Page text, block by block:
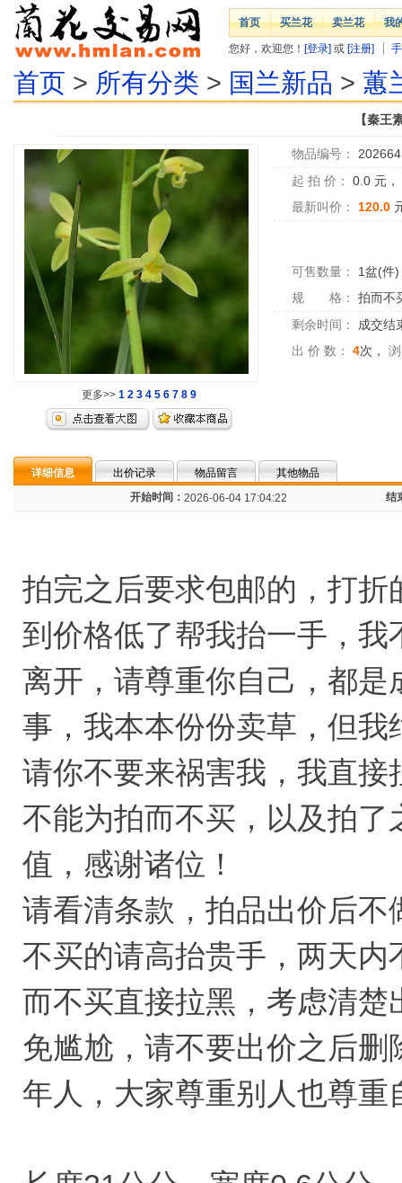
首页 买兰花 卖兰花 我
您好，欢迎您！ [登录] 或 [注册]
首页 > 所有分类 > 国兰新品 > 蕙
【秦王
更多>> 1 2 3 4 5 6 7 8 9
物品编号：
起 拍 价：
0.0 元，
最新叫价：
120.0
可售数量： 1盆(件)
规 格：
拍而不
剩余时间：
成交结
出 价 数：
4次，
详细信息 出价记录 物品留言
其他物品
开始时间： 2026-06-04 17:04:22 结
拍完之后要求包邮的，打
到价格低了帮我抬一手，
离开，请尊重你自己，都
事，我本本份份卖草，但
请你不要来祸害我，我直
不能为拍而不买，以及拍
值，感谢诸位！
请看清条款，拍品出价后
不买的请高抬贵手，两天
而不买直接拉黑，考虑清
免尴尬，请不要出价之后
年人，大家尊重别人也尊